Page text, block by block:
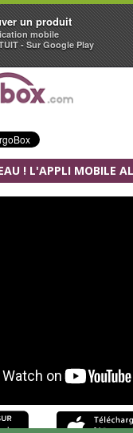
un produit
mobile
- Sur Google Play
! L'APPLI MOBILE